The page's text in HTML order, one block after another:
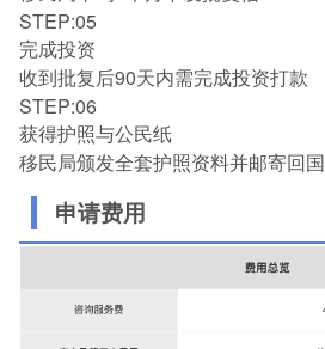
STEP:05
完成投资
收到批复后90天内需完成投资打款
STEP:06
获得护照与公民纸
移民局颁发全套护照资料并邮寄回国
申请费用